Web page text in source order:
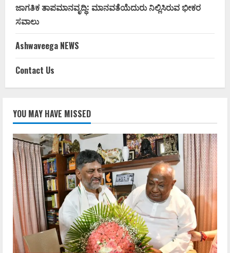
ಜಾಗತಿಕ ತಾಪಮಾನವೃದ್ಧಿ: ಮಾನವತೆಯೆದುರು ನಿಲ್ಲಿಸಿರುವ ಭೀಕರ
ಸವಾಲು
Ashwaveega NEWS
Contact Us
YOU MAY HAVE MISSED